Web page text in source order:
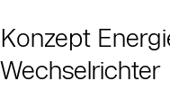
Als Liste anzeigen
Slider Überspringen
Konzept
Wechselrichter